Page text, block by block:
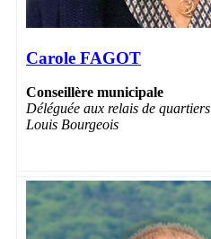
Carole FAGOT
Conseillère municipale
Déléguée aux relais de quartiers
Louis Bourgeois